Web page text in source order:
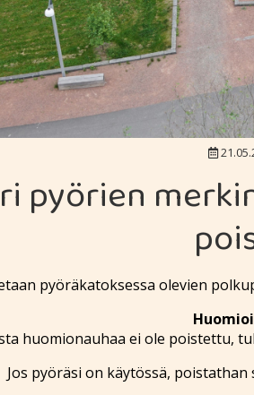
pyörien
pyöräkatoksessa olevien
huomionauhaa ei ole poistettu,
Jos pyöräsi on käytössä,